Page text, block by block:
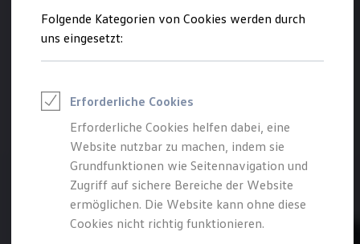
Kühlfahrzeuge
Feuerwehr
ONE Business ID Vorteile
Fahrzeuge online kaufen
Digitaler Marktplatz
Kauf & Finanzierung
Online-Fahrzeugbewertung
Aktionen & Angebote
E-Auto-Förderung
Für Privatkunden
Für Gewerbekunden
Profi Paket
Folgende Kategorien von Cookies werden durch
uns eingesetzt:
Erforderliche Cookies
Erforderliche Cookies helfen dabei, eine
Website nutzbar zu machen, indem sie
Grundfunktionen wie Seitennavigation und
Zugriff auf sichere Bereiche der Website
ermöglichen. Die Website kann ohne diese
Cookies nicht richtig funktionieren.